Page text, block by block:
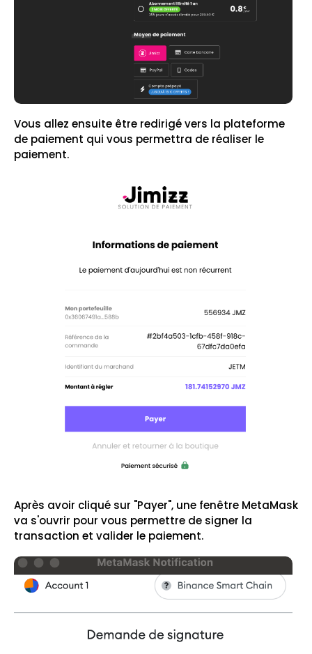
Vous allez ensuite être redirigé vers la plateforme
de paiement qui vous permettra de réaliser le
paiement.
Après avoir cliqué sur "Payer", une fenêtre MetaMask
va s'ouvrir pour vous permettre de signer la
transaction et valider le paiement.